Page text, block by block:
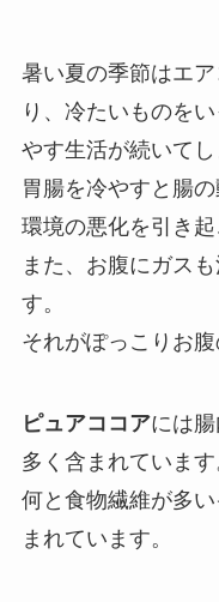
暑い夏の季節はエ
り、冷たいものを
やす生活が続いてし
胃腸を冷やすと腸
環境の悪化を引き起
また、お腹にガス
す。
それがぽっこりお
ピュアココアには
多く含まれています
何と食物繊維が多
まれています。